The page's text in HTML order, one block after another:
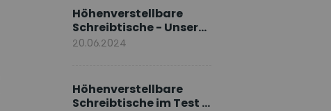
Höhenverstellbare
Schreibtische - Unsere
E7-Serie
20.06.2024
Höhenverstellbare
Schreibtische im Test –